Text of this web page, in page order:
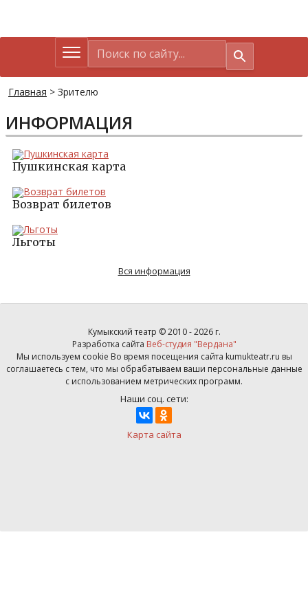
Главная > Зрителю
ИНФОРМАЦИЯ
Пушкинская карта
Возврат билетов
Льготы
Вся информация
Кумыкский театр © 2010 - 2026 г.
Разработка сайта Веб-студия "Вердана"
Мы используем cookie Во время посещения сайта kumukteatr.ru вы
соглашаетесь с тем, что мы обрабатываем ваши персональные данные
с использованием метрических программ.
Наши соц. сети:
Карта сайта